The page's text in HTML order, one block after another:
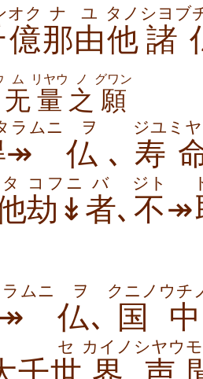
億
オク
那由
ナユ
他
タノ
諸
シヨブ
无
ム
量
リヤウ
之
ノ
願
グワン
↠
ラムニ
仏
ヲ
､ 寿
ジユ ミ
タ
劫↡
コフニ
者
バ
､ 不
ジト
↠
↠
ムニ
仏
ヲ
､ 国
クニノ
中
ウチ
セ カイノ シヤウ